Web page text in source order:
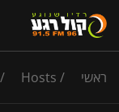
ראשי /
Hosts
/